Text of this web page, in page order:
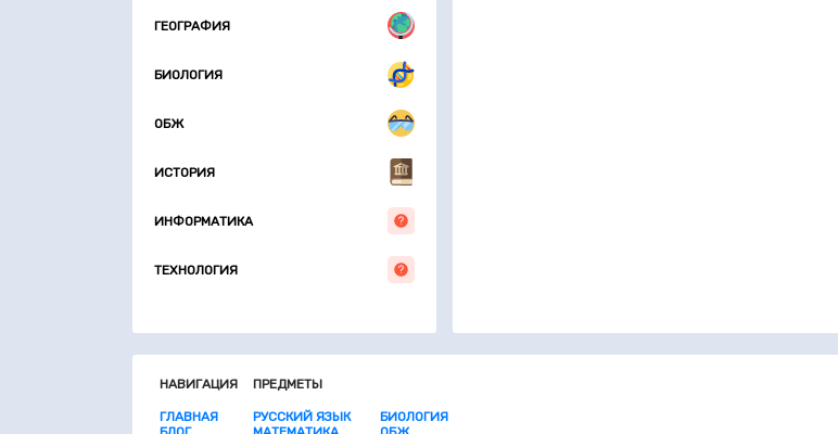
ГЕОГРАФИЯ
БИОЛОГИЯ
ОБЖ
ИСТОРИЯ
ИНФОРМАТИКА
ТЕХНОЛОГИЯ
НАВИГАЦИЯ
ГЛАВНАЯ
ПРЕДМЕТЫ
РУССКИЙ ЯЗЫК
БИОЛОГИЯ